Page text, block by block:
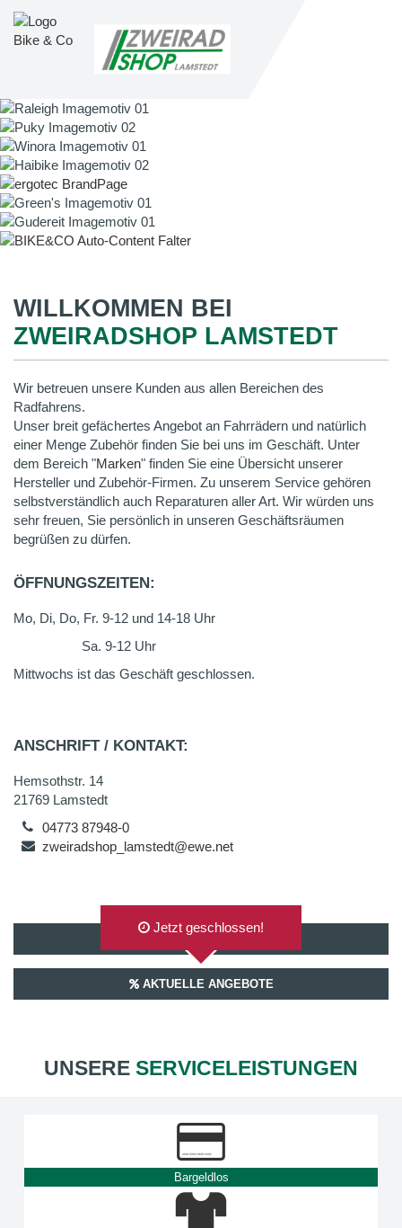
WILLKOMMEN BEI
ZWEIRADSHOP LAMSTEDT
Wir betreuen unsere Kunden aus allen Bereichen des
Radfahrens.
Unser breit gefächertes Angebot an Fahrrädern und natürlich
einer Menge Zubehör finden Sie bei uns im Geschäft. Unter
dem Bereich "Marken" finden Sie eine Übersicht unserer
Hersteller und Zubehör-Firmen. Zu unserem Service gehören
selbstverständlich auch Reparaturen aller Art. Wir würden uns
sehr freuen, Sie persönlich in unseren Geschäftsräumen
begrüßen zu dürfen.
ÖFFNUNGSZEITEN:
Mo, Di, Do, Fr. 9-12 und 14-18 Uhr
Sa. 9-12 Uhr
Mittwochs ist das Geschäft geschlossen.
ANSCHRIFT / KONTAKT:
Hemsothstr. 14
21769 Lamstedt
04773 87948-0
zweiradshop_lamstedt@ewe.net
AUF GOOGLEMAPS ANZEIGEN
Jetzt geschlossen!
AKTUELLE ANGEBOTE
UNSERE SERVICELEISTUNGEN
Bargeldlos